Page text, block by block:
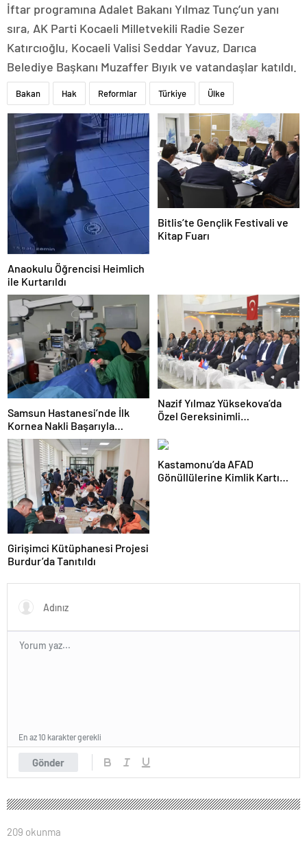
İftar programına Adalet Bakanı Yılmaz Tunç’un yanı
sıra, AK Parti Kocaeli Milletvekili Radie Sezer
Katırcıoğlu, Kocaeli Valisi Seddar Yavuz, Darıca
Belediye Başkanı Muzaffer Bıyık ve vatandaşlar katıldı.
Bakan Hak Reformlar Türkiye Ülke
Anaokulu Öğrencisi Heimlich
ile Kurtarıldı
Bitlis’te Gençlik Festivali ve
Kitap Fuarı
Samsun Hastanesi’nde İlk
Kornea Nakli Başarıyla
Gerçekleşti
Nazif Yılmaz Yüksekova’da
Özel Gereksinimli
Girişimci Kütüphanesi Projesi
Burdur’da Tanıtıldı
Kastamonu’da AFAD
Gönüllülerine Kimlik Kartı
Gönder
En az 10 karakter gerekli
209 okunma